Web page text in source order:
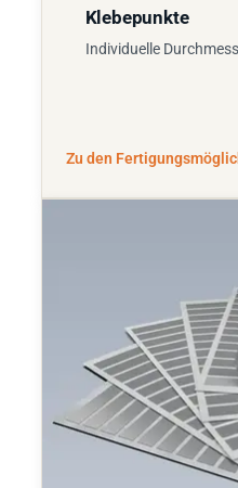
Klebepunkte
Individuelle
Zu den